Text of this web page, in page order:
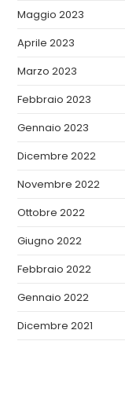
Maggio 2023
Aprile 2023
Marzo 2023
Febbraio 2023
Gennaio 2023
Dicembre 2022
Novembre 2022
Ottobre 2022
Giugno 2022
Febbraio 2022
Gennaio 2022
Dicembre 2021